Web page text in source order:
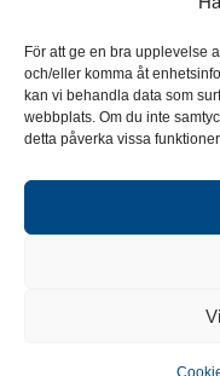
För att ge en bra upplevelse
och/eller komma åt
kan vi behandla data som
webbplats. Om du inte
detta påverka vissa
Företagshälsa/
0660 – 29 98 30
Följ